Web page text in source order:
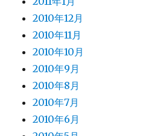
2010年12月
2010年11月
2010年10月
2010年9月
2010年8月
2010年7月
2010年6月